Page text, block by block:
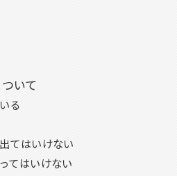
いて
る
てはいけない
てはいけない